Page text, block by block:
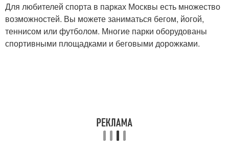
Для любителей спорта в парках Москвы есть множество
возможностей. Вы можете заниматься бегом, йогой,
теннисом или футболом. Многие парки оборудованы
спортивными площадками и беговыми дорожками.